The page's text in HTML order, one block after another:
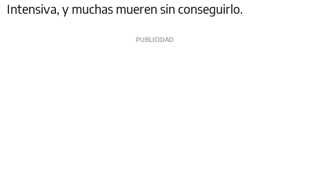
Intensiva, y muchas mueren sin conseguirlo.